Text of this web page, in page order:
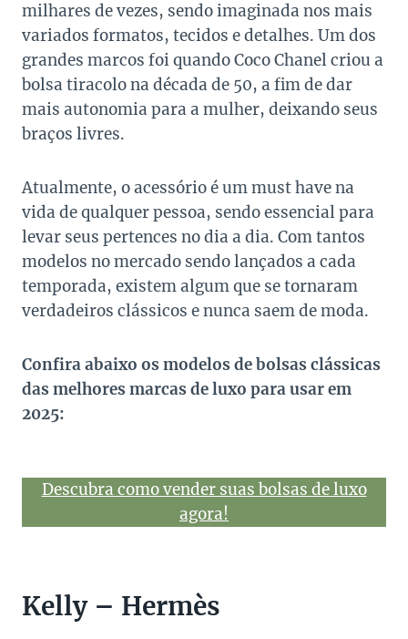
milhares de vezes, sendo imaginada nos mais
variados formatos, tecidos e detalhes. Um dos
grandes marcos foi quando Coco Chanel criou a
bolsa tiracolo na década de 50, a fim de dar
mais autonomia para a mulher, deixando seus
braços livres.
Atualmente, o acessório é um must have na
vida de qualquer pessoa, sendo essencial para
levar seus pertences no dia a dia. Com tantos
modelos no mercado sendo lançados a cada
temporada, existem algum que se tornaram
verdadeiros clássicos e nunca saem de moda.
Confira abaixo os modelos de bolsas clássicas
das melhores marcas de luxo para usar em
2025:
Descubra como vender suas bolsas de luxo
agora!
Kelly – Hermès